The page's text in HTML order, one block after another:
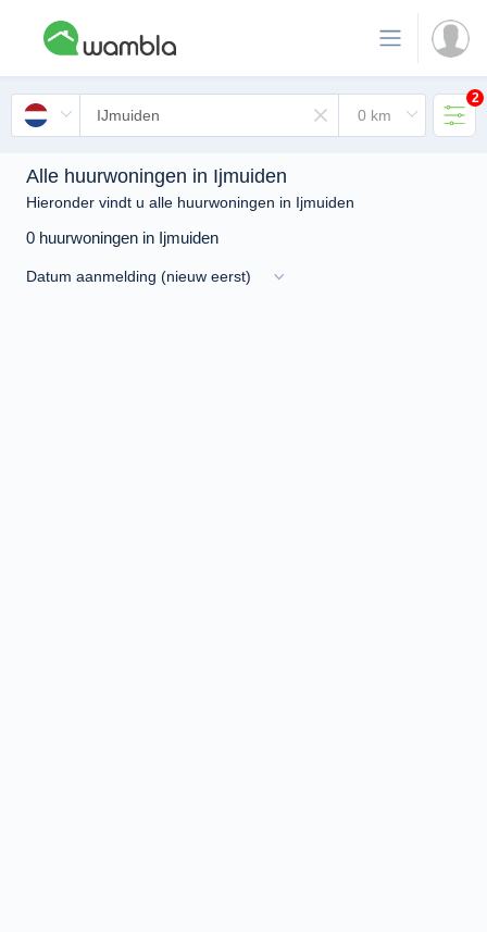
2
Alle huurwoningen in Ijmuiden
Hieronder vindt u alle huurwoningen in Ijmuiden
0 huurwoningen in Ijmuiden